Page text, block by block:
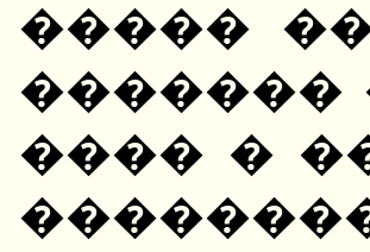
�����
�������
���� �